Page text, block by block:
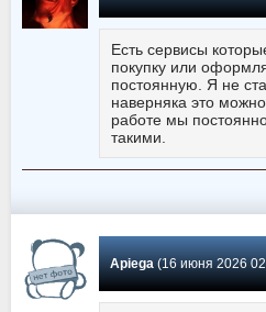
Есть сервисы
покупку или
постоянную. Я не
наверняка это
работе мы
такими.
Apiega(16 июня 2026 02:49)